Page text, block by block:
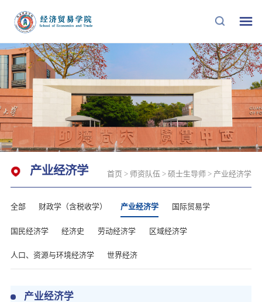
产业经济学 首页 > 师资队伍 >硕士生导师 > 产业经济学
全部 财政学（含税收学） 产业经济学 国际贸易学
国民经济学 经济史 劳动经济学 区域经济学
人口、资源与环境经济学 世界经济
产业经济学